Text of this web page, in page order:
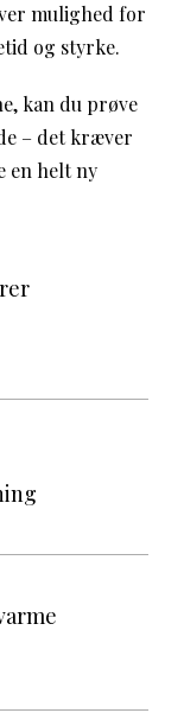
mulighed for
og styrke.
kan du prøve
– det kræver
en helt ny